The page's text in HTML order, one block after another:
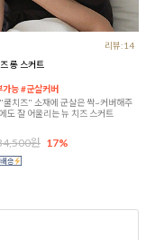
리뷰:14
롱 스커트
능 #군살커버
쿨치즈" 소재에 군살은 싹~커버해주
도 잘 어울리는 뉴 치즈 스커트
원 17%